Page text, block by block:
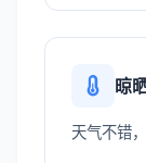
晾
天气不错